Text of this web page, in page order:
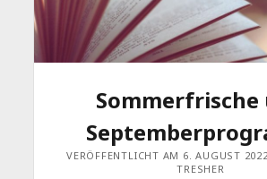
Sommerfrische
VERÖFFENTLICHT AM 6. AUGUST
TRESHER